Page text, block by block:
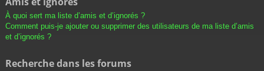
À quoi sert ma liste d’amis et d’ignorés ?
Comment puis-je ajouter ou supprimer des utilisateurs de ma liste d’amis
et d’ignorés ?
Recherche dans les forums